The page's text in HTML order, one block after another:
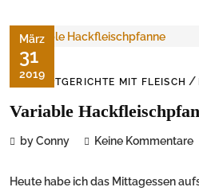
März
31
2019
HAUPTGERICHTE MIT FLEISCH /
Variable
by Conny Keine Kommentare
Heute habe ich das Mittagessen